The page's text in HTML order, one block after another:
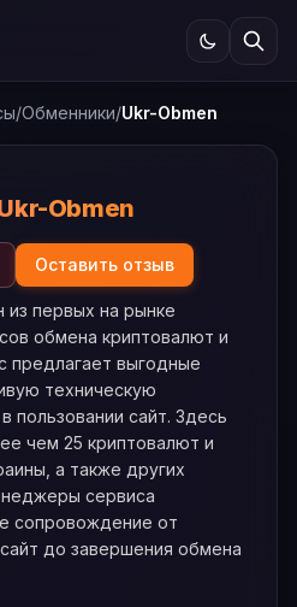
/Обменники/Ukr-Obmen
Obmen
Оставить отзыв
из первых на рынке
обмена криптовалют и
предлагает выгодные
техническую
пользовании сайт. Здесь
чем 25 криптовалют и
а также других
сервиса
сопровождение от
до завершения обмена